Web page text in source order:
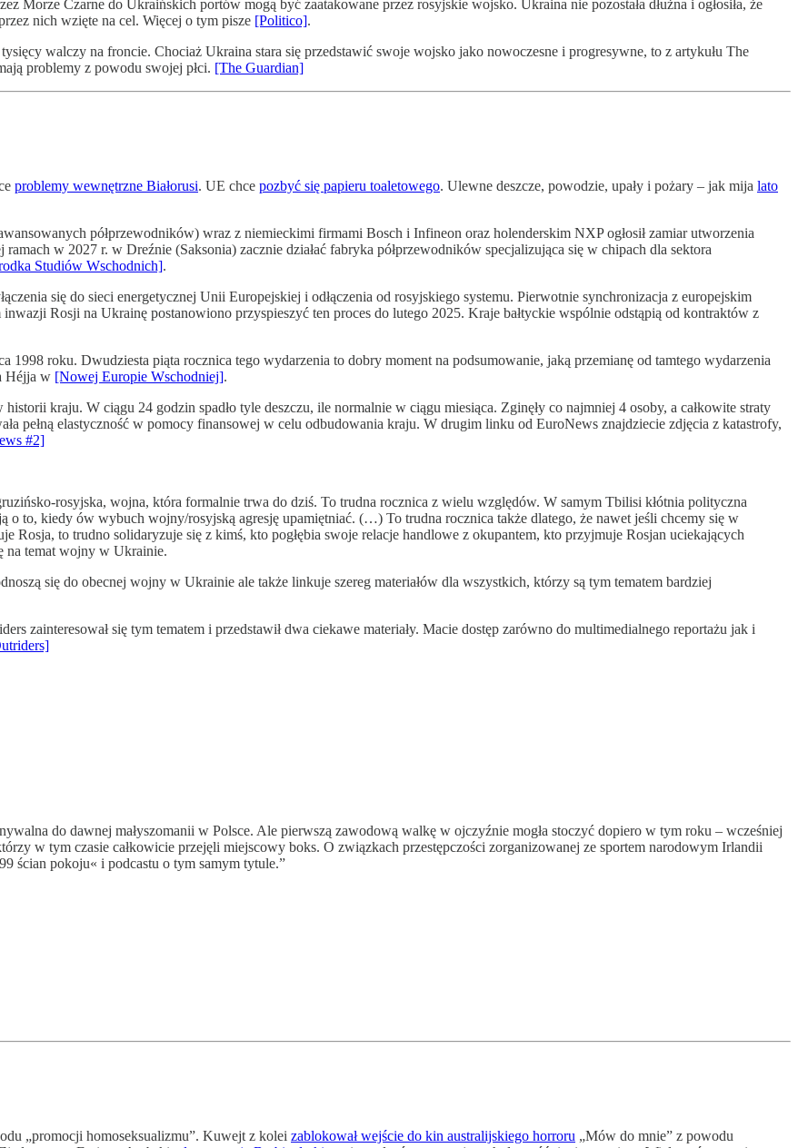
Morze Czarne do Ukraińskich portów mogą być zaatakowane przez rosyjskie wojsko. Ukraina nie pozostała dłużna i ogłosiła, że
nich wzięte na cel. Więcej o tym pisze [Politico].
walczy na froncie. Chociaż Ukraina stara się przedstawić swoje wojsko jako nowoczesne i progresywne, to z artykułu The
problemy z powodu swojej płci. [The Guardian]
problemy wewnętrzne Białorusi. UE chce pozbyć się papieru toaletowego. Ulewne deszcze, powodzie, upały i pożary – jak mija lato
półprzewodników) wraz z niemieckimi firmami Bosch i Infineon oraz holenderskim NXP ogłosił zamiar utworzenia
w 2027 r. w Dreźnie (Saksonia) zacznie działać fabryka półprzewodników specjalizująca się w chipach dla sektora
Studiów Wschodnich].
się do sieci energetycznej Unii Europejskiej i odłączenia od rosyjskiego systemu. Pierwotnie synchronizacja z europejskim
Rosji na Ukrainę postanowiono przyspieszyć ten proces do lutego 2025. Kraje bałtyckie wspólnie odstąpią od kontraktów z
1998 roku. Dwudziesta piąta rocznica tego wydarzenia to dobry moment na podsumowanie, jaką przemianę od tamtego wydarzenia
Héjja w [Nowej Europie Wschodniej].
kraju. W ciągu 24 godzin spadło tyle deszczu, ile normalnie w ciągu miesiąca. Zginęły co najmniej 4 osoby, a całkowite straty
pełną elastyczność w pomocy finansowej w celu odbudowania kraju. W drugim linku od EuroNews znajdziecie zdjęcia z katastrofy,
#2]
rosyjska, wojna, która formalnie trwa do dziś. To trudna rocznica z wielu względów. W samym Tbilisi kłótnia polityczna
o to, kiedy ów wybuch wojny/rosyjską agresję upamiętniać. (…) To trudna rocznica także dlatego, że nawet jeśli chcemy się w
Rosja, to trudno solidaryzuje się z kimś, kto pogłębia swoje relacje handlowe z okupantem, kto przyjmuje Rosjan uciekających
na temat wojny w Ukrainie.
się do obecnej wojny w Ukrainie ale także linkuje szereg materiałów dla wszystkich, którzy są tym tematem bardziej
zainteresował się tym tematem i przedstawił dwa ciekawe materiały. Macie dostęp zarówno do multimedialnego reportażu jak i
do dawnej małyszomanii w Polsce. Ale pierwszą zawodową walkę w ojczyźnie mogła stoczyć dopiero w tym roku – wcześniej
w tym czasie całkowicie przejęli miejscowy boks. O związkach przestępczości zorganizowanej ze sportem narodowym Irlandii
ścian pokoju« i podcastu o tym samym tytule.”
„promocji homoseksualizmu”. Kuwejt z kolei zablokował wejście do kin australijskiego horroru „Mów do mnie” z powodu